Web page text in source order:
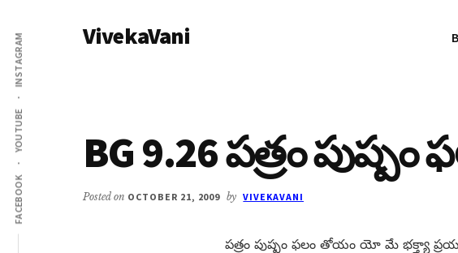
main
content
primary
sidebar
Additional
menu
FACEBOOK
YOUTUBE
INSTAGRAM VivekaVani
BG 9.26 పత్రం
Posted on OCTOBER 21, 2009 by VIVEKAVANI
పత్రం పుష్పం ఫలం తోయం యో మే భక్త్యా